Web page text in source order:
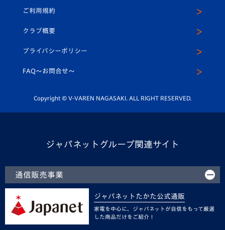
平和祈念活動
ホームタウン活動
スクール
ヴィヴィくんインスタグラム
公式LINE＠
ご利用規約
クラブ概要
プライバシーポリシー
FAQ〜お問合せ〜
Copyright © V-VAREN NAGASAKI. ALL RIGHT RESERVED.
ジャパネットグループ関連サイト
通信販売事業
ジャパネットたかた公式通販
家電を中心に、ジャパネットが自信をもって厳選
した商品だけをご紹介！